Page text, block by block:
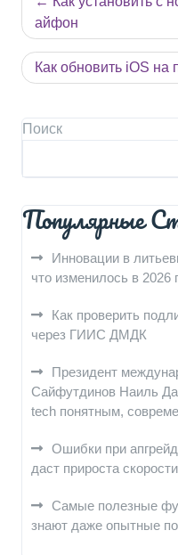
по
записям
айфон
Как обновить iOS
Поиск
Популярные
Инновации в
что изменилось в 2026
Как проверить
через ГИИС ДМДК
Президент
Сайфутдинов Наиль
tech понятным,
Ошибки при
даст прироста скорости
Самые полезные
знают даже опытные